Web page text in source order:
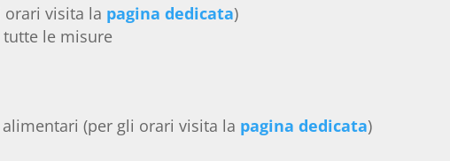
orari visita la pagina dedicata)
le misure
(per gli orari visita la pagina dedicata)